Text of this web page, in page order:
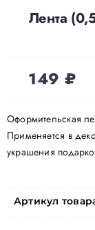
Лента
149 ₽
Оформительская
Применяется в
украшения
Артикул